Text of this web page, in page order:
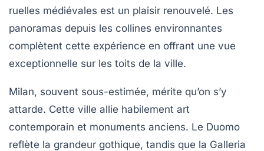
ruelles médiévales est un plaisir renouvelé. Les
panoramas depuis les collines environnantes
complètent cette expérience en offrant une vue
exceptionnelle sur les toits de la ville.
Milan, souvent sous-estimée, mérite qu’on s’y
attarde. Cette ville allie habilement art
contemporain et monuments anciens. Le Duomo
reflète la grandeur gothique, tandis que la Galleria